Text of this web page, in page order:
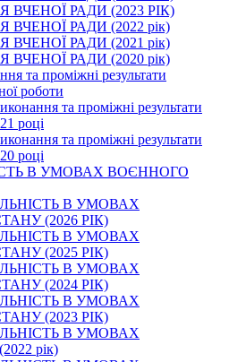
ВЧЕНОЇ РАДИ (2023 РІК)
ВЧЕНОЇ РАДИ (2022 рік)
ВЧЕНОЇ РАДИ (2021 рік)
ВЧЕНОЇ РАДИ (2020 рік)
та проміжні результати
роботи
та проміжні результати
році
та проміжні результати
році
В УМОВАХ ВОЄННОГО
В УМОВАХ
(2026 РІК)
В УМОВАХ
(2025 РІК)
В УМОВАХ
(2024 РІК)
В УМОВАХ
(2023 РІК)
В УМОВАХ
рік)